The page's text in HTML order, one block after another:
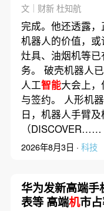
文｜财新 杜知航
完成。他还透露
机器人的价值，
灶具、油烟机等
务。 破壳机器人
人工智能大会上
与签约。 人形机
日，机器人手臂
（DISCOVER……
2026年8月3日 · 科技
华为发新高端手
表等 高端机市